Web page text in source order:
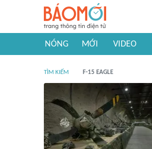
NÓNG MỚI VIDEO
TÌM KIẾM F-15 EAGLE